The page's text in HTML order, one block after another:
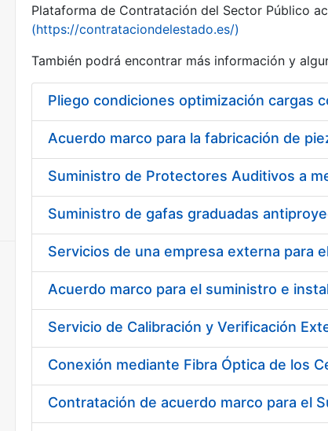
Mostra/Amaga
Mostra/Amaga
Mostra/Amaga
Plataforma de Contratación del Sector Público
(https://contrataciondelestado.es/)
También podrá encontrar más información y
Pliego condiciones optimización cargas
Acuerdo marco para la fabricación de
Acuerdo marco para el suministro e